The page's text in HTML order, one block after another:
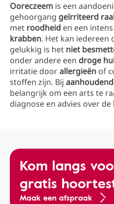
Ooreczeem is een
gehoorgang geïrriteerd
met roodheid en een
krabben. Het kan iedereen
gelukkig is het niet
onder andere een droge
irritatie doorallergieën of
stoffen zijn. Bij
belangrijk om een arts te
diagnose en advies over de
Kom langs
gratis
Maak een afspraak